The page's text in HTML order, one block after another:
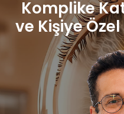
Komplike
ve Kişiye